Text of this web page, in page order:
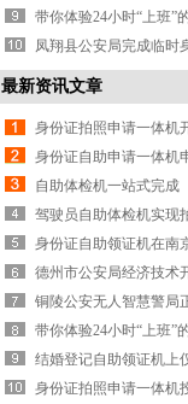
带你体验24小时“上班”
凤翔县公安局完成临时
机配备工
最新资讯文章
身份证拍照申请一体机
的科学方式
身份证自助申请一体机申
自助体检机一站式完成
跑冤枉路
驾驶员自助体检机实现拍
再跑到照相馆
身份证自助领证机在南
心运行
德州市公安局经济技术
警局
铜陵公安无人智慧警局
带你体验24小时“上班”
结婚登记自助领证机上
了结婚证
身份证拍照申请一体机